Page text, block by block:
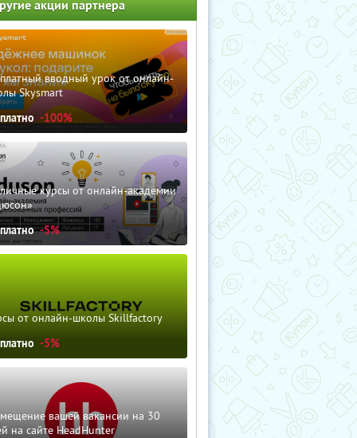
акции партнера
вводный урок от онлайн-
Skysmart
-100%
курсы от онлайн-академии
-5%
от онлайн-школы Skillfactory
-5%
вашей вакансии на 30
на сайте HeadHunter